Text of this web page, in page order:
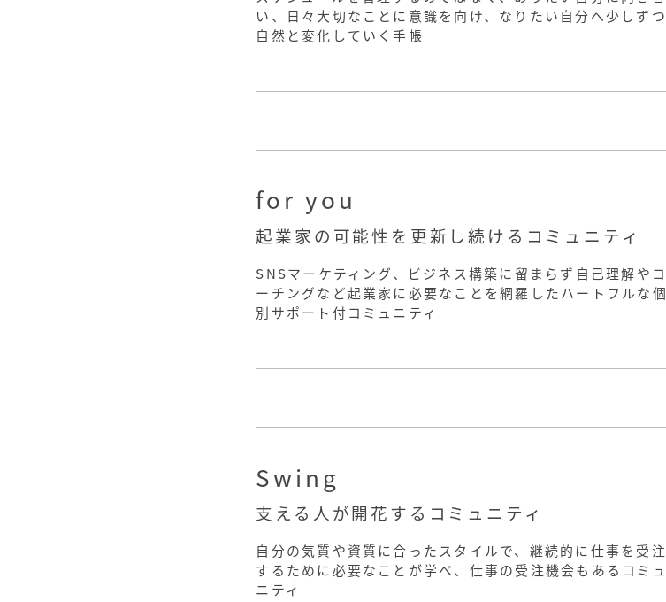
い、日々大切なことに意識を向け、なりたい自分へ少しずつ
自然と変化していく手帳
for you
起業家の可能性を更新し続けるコミュニティ
SNSマーケティング、ビジネス構築に留まらず自己理解やコ
ーチングなど起業家に必要なことを網羅したハートフルな個
別サポート付コミュニティ
Swing
支える人が開花するコミュニティ
自分の気質や資質に合ったスタイルで、継続的に仕事を受注
するために必要なことが学べ、仕事の受注機会もあるコミュ
ニティ